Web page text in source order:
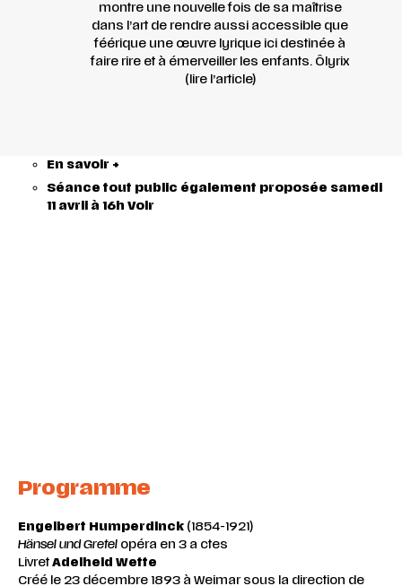
montre une nouvelle fois de sa maîtrise
dans l’art de rendre aussi accessible que
féérique une œuvre lyrique ici destinée à
faire rire et à émerveiller les enfants. Ôlyrix
(lire l’article)
En savoir +
Séance tout public également proposée samedi
11 avril à 16h Voir
Programme
Engelbert Humperdinck(1854-1921)
Hänsel und Gretelopéra en 3 a ctes
LivretAdelheid Wette
Créé le 23 décembre 1893 à Weimar sous la direction de